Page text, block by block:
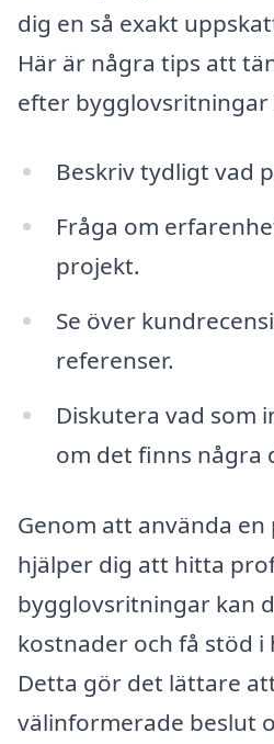
dig en så exakt
Här är några tips att
efter bygglovsritningar
Beskriv tydligt vad
Fråga om
projekt.
Se över
referenser.
Diskutera vad som
om det finns några
Genom att använda
hjälper dig att hitta
bygglovsritningar kan
kostnader och få stöd i
Detta gör det lättare
välinformerade beslut